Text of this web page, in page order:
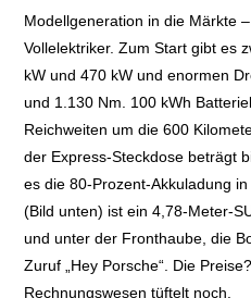
Modellgeneration in die Märkte
Vollelektriker. Zum Start gibt es
kW und 470 kW und enormen
und 1.130 Nm. 100 kWh
Reichweiten um die 600
der Express-Steckdose beträgt
es die 80-Prozent-Akkuladung
(Bild unten) ist ein 4,78-Meter-
und unter der Fronthaube, die
Zuruf „Hey Porsche“. Die
Rechnungswesen tüftelt noch.